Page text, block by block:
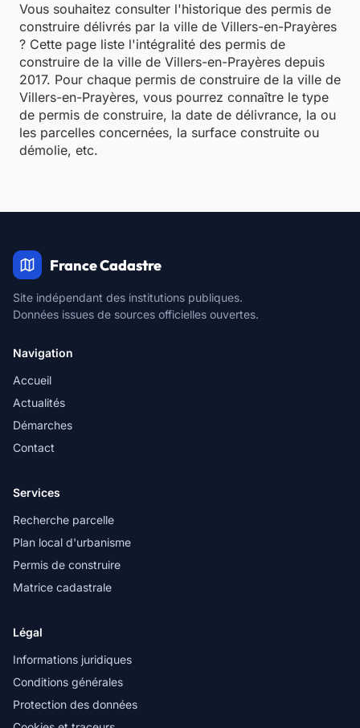
Vous souhaitez consulter l'historique des permis de
construire délivrés par la ville de Villers-en-Prayères
? Cette page liste l'intégralité des permis de
construire de la ville de Villers-en-Prayères depuis
2017. Pour chaque permis de construire de la ville de
Villers-en-Prayères, vous pourrez connaître le type
de permis de construire, la date de délivrance, la ou
les parcelles concernées, la surface construite ou
démolie, etc.
France Cadastre
Site indépendant des institutions publiques.
Données issues de sources officielles ouvertes.
Navigation
Accueil
Actualités
Démarches
Contact
Services
Recherche parcelle
Plan local d'urbanisme
Permis de construire
Matrice cadastrale
Légal
Informations juridiques
Conditions générales
Protection des données